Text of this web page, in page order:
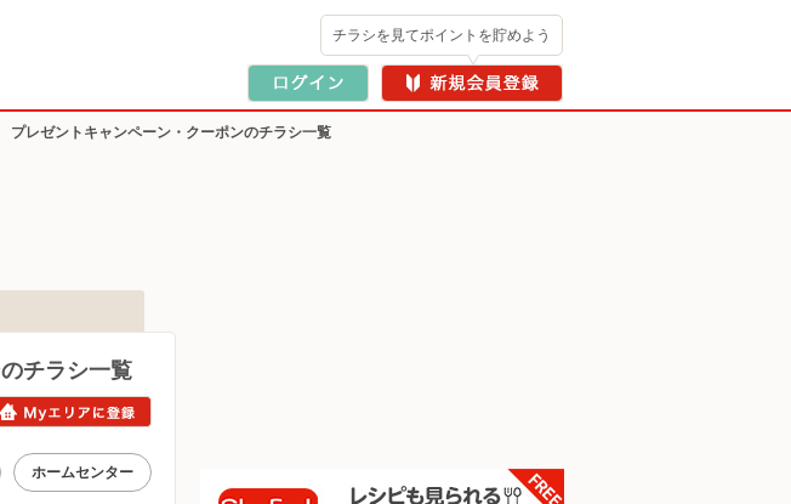
チラシを見てポイントを貯めよう
プレゼントキャンペーン・クーポンのチラシ一覧
チラシ一覧
ホームセンター